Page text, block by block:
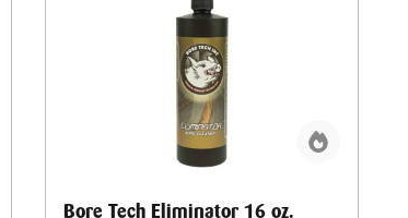
Bore Tech Eliminator 16 oz.